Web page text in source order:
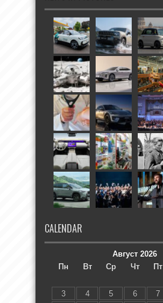
CALENDAR
Август 2026
Пн
Вт Ср Чт Пт
3
4 5 6 7